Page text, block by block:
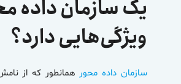
یک سازمان داده
ویژگی‌هایی دارد؟
سازمان داده محور همانطور که از